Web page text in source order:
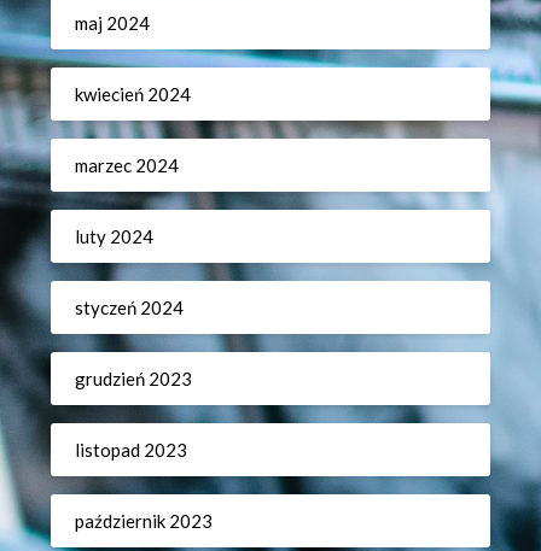
maj 2024
kwiecień 2024
marzec 2024
luty 2024
styczeń 2024
grudzień 2023
listopad 2023
październik 2023